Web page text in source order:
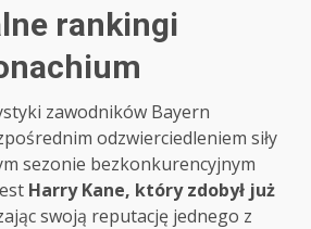
rankingi
zawodników Bayern
odzwierciedleniem siły
sezonie bezkonkurencyjnym
Harry Kane, który zdobył już
swoją reputację jednego z